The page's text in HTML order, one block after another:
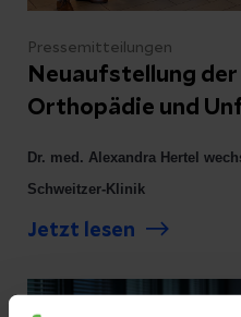
Pressemitteilungen
Neuaufstellung
Orthopädie und
Dr. med. Alexandra Hertel
Schweitzer-Klinik
Jetzt lesen